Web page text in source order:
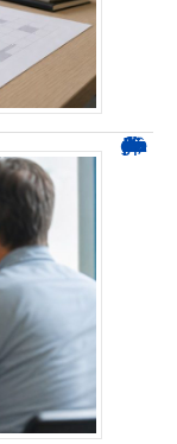
Durée d’arrêt après un stent : des repères, pas une règle fixe